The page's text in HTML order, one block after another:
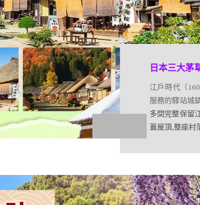
會津鐵道
會津鐵道,貫穿
優美。其中最
湯野上溫泉站
日本三大茅
江戶時代（
服務的驛站城
多間完整保留
蓋屋頂,整座村